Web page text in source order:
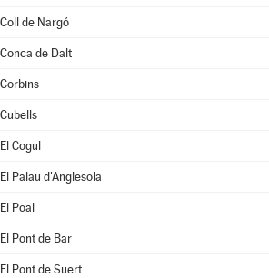
Coll de Nargó
Conca de Dalt
Corbins
Cubells
El Cogul
El Palau d'Anglesola
El Poal
El Pont de Bar
El Pont de Suert